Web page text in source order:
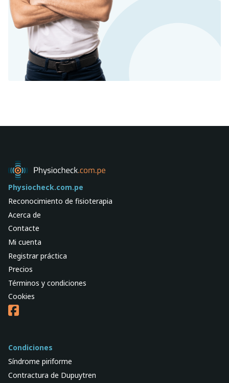
Physiocheck.com.pe
Reconocimiento de fisioterapia
Acerca de
Contacte
Mi cuenta
Registrar práctica
Precios
Términos y condiciones
Cookies
Condiciones
Síndrome piriforme
Contractura de Dupuytren